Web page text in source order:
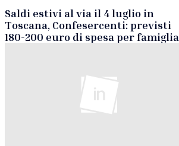
Saldi estivi al via il 4 luglio in
Toscana, Confesercenti: previsti
180-200 euro di spesa per famiglia